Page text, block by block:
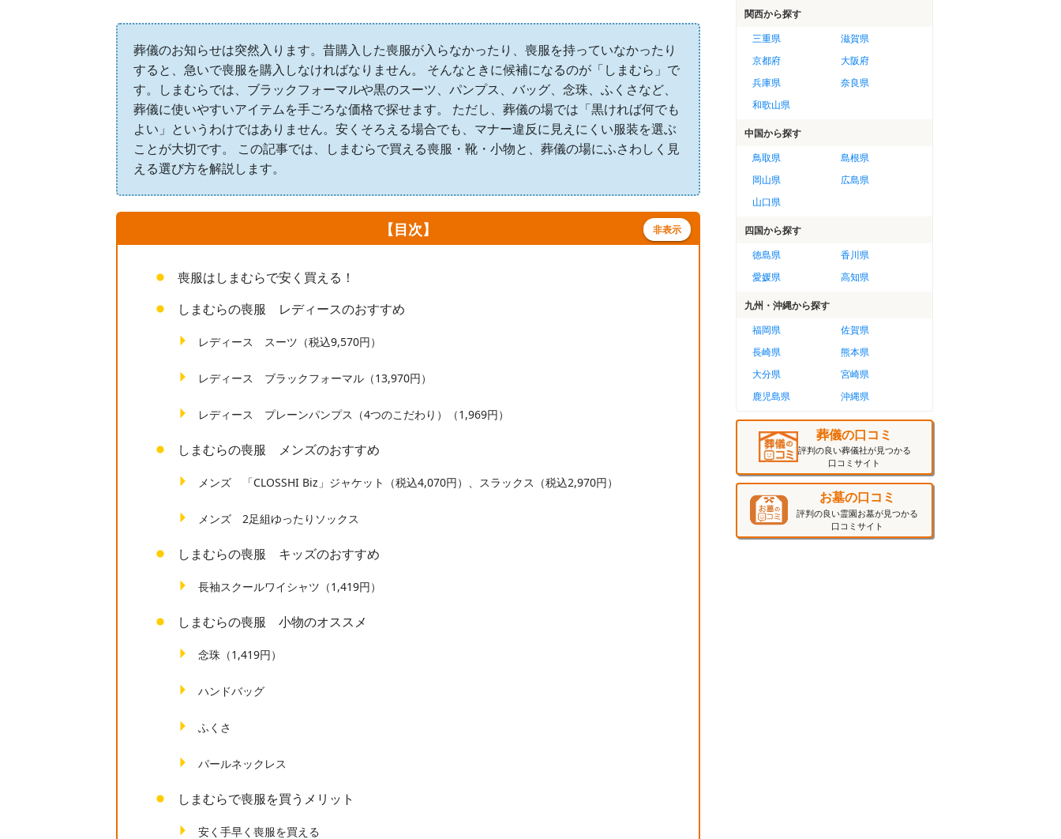
葬儀のお知らせは突然入ります。昔購入した喪服が入らなかったり、喪服を持っていなかったり
すると、急いで喪服を購入しなければなりません。 そんなときに候補になるのが「しまむら」で
す。しまむらでは、ブラックフォーマルや黒のスーツ、パンプス、バッグ、念珠、ふくさなど、
葬儀に使いやすいアイテムを手ごろな価格で探せます。 ただし、葬儀の場では「黒ければ何でも
よい」というわけではありません。安くそろえる場合でも、マナー違反に見えにくい服装を選ぶ
ことが大切です。 この記事では、しまむらで買える喪服・靴・小物と、葬儀の場にふさわしく見
える選び方を解説します。
【目次】 非表示
喪服はしまむらで安く買える！
しまむらの喪服 レディースのおすすめ
レディース スーツ（税込9,570円）
レディース ブラックフォーマル（13,970円）
レディース プレーンパンプス（4つのこだわり）（1,969円）
しまむらの喪服 メンズのおすすめ
メンズ 「CLOSSHI Biz」ジャケット（税込4,070円）、スラックス（税込2,970円）
メンズ 2足組ゆったりソックス
しまむらの喪服 キッズのおすすめ
長袖スクールワイシャツ（1,419円）
しまむらの喪服 小物のオススメ
念珠（1,419円）
ハンドバッグ
ふくさ
パールネックレス
しまむらで喪服を買うメリット
安く手早く喪服を買える
関西から探す
三重県
滋賀県
京都府
大阪府
兵庫県
奈良県
和歌山県
中国から探す
鳥取県
島根県
岡山県
広島県
山口県
四国から探す
徳島県
香川県
愛媛県
高知県
九州・沖縄から探す
福岡県
佐賀県
長崎県
熊本県
大分県
宮崎県
鹿児島県
沖縄県
葬儀の口コミ
評判の良い葬儀社が見つかる
口コミサイト
お墓の口コミ
評判の良い霊園お墓が見つかる
口コミサイト